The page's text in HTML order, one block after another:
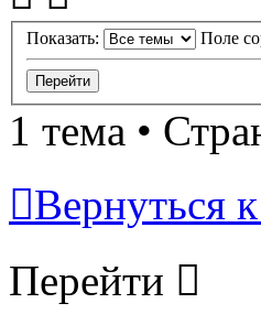
Показать: Поле
1 тема •
Вернуться
Перейти